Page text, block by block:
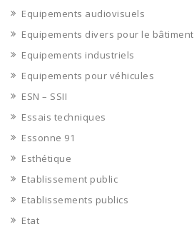
Equipements audiovisuels
Equipements divers pour le bâtiment
Equipements industriels
Equipements pour véhicules
ESN – SSII
Essais techniques
Essonne 91
Esthétique
Etablissement public
Etablissements publics
Etat